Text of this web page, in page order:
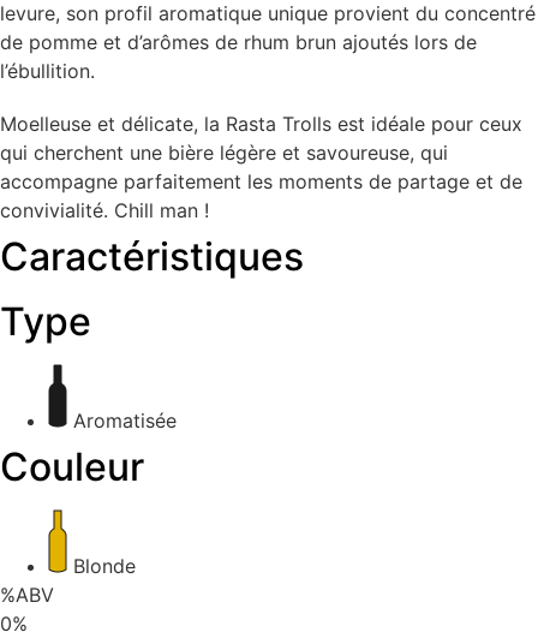
levure, son profil aromatique unique provient du concentré
de pomme et d’arômes de rhum brun ajoutés lors de
l’ébullition.
Moelleuse et délicate, la Rasta Trolls est idéale pour ceux
qui cherchent une bière légère et savoureuse, qui
accompagne parfaitement les moments de partage et de
convivialité. Chill man !
Caractéristiques
Type
Aromatisée
Couleur
Blonde
%ABV
0%